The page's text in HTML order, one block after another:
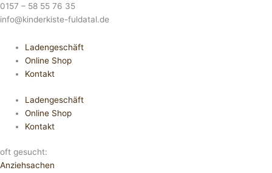
0157 – 58 55 76 35
info@kinderkiste-fuldatal.de
Ladengeschäft
Online Shop
Kontakt
Ladengeschäft
Online Shop
Kontakt
oft gesucht:
Anziehsachen